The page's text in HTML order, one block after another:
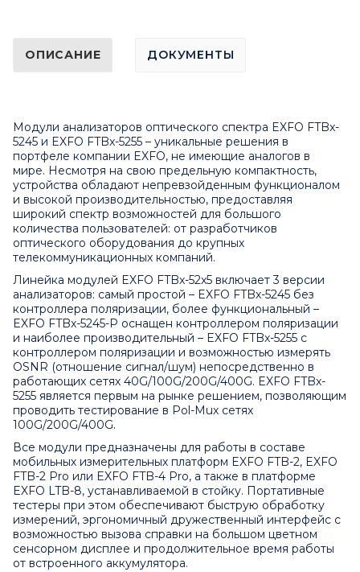
ОПИСАНИЕ ДОКУМЕНТЫ
Модули анализаторов оптического спектра EXFO FTBx-
5245 и EXFO FTBx-5255 – уникальные решения в
портфеле компании EXFO, не имеющие аналогов в
мире. Несмотря на свою предельную компактность,
устройства обладают непревзойденным функционалом
и высокой производительностью, предоставляя
широкий спектр возможностей для большого
количества пользователей: от разработчиков
оптического оборудования до крупных
телекоммуникационных компаний.
Линейка модулей EXFO FTBx-52x5 включает 3 версии
анализаторов: самый простой – EXFO FTBx-5245 без
контроллера поляризации, более функциональный –
EXFO FTBx-5245-P оснащен контроллером поляризации
и наиболее производительный – EXFO FTBx-5255 с
контроллером поляризации и возможностью измерять
OSNR (отношение сигнал/шум) непосредственно в
работающих сетях 40G/100G/200G/400G. EXFO FTBx-
5255 является первым на рынке решением, позволяющим
проводить тестирование в Pol-Mux сетях
100G/200G/400G.
Все модули предназначены для работы в составе
мобильных измерительных платформ EXFO FTB-2, EXFO
FTB-2 Pro или EXFO FTB-4 Pro, а также в платформе
EXFO LTB-8, устанавливаемой в стойку. Портативные
тестеры при этом обеспечивают быструю обработку
измерений, эргономичный дружественный интерфейс с
возможностью вызова справки на большом цветном
сенсорном дисплее и продолжительное время работы
от встроенного аккумулятора.